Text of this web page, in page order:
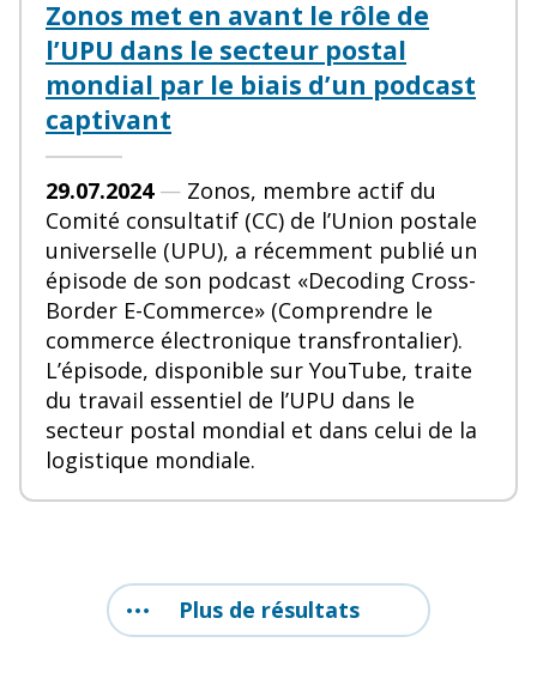
Zonos met en avant le rôle de
l’UPU dans le secteur postal
mondial par le biais d’un podcast
captivant
29.07.2024— Zonos, membre actif du
Comité consultatif (CC) de l’Union postale
universelle (UPU), a récemment publié un
épisode de son podcast «Decoding Cross-
Border E-Commerce» (Comprendre le
commerce électronique transfrontalier).
L’épisode, disponible sur YouTube, traite
du travail essentiel de l’UPU dans le
secteur postal mondial et dans celui de la
logistique mondiale.
Plus de résultats